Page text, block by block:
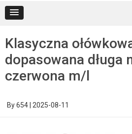
Klasyczna
dopasowana długa
czerwona m/l
By654 2025-08-11